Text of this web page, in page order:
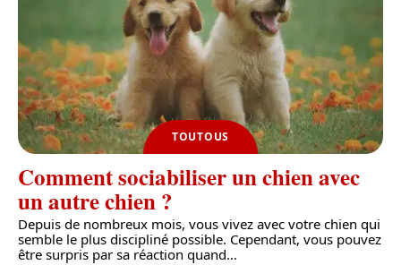
TOUTOUS
Comment sociabiliser un chien avec
un autre chien ?
Depuis de nombreux mois, vous vivez avec votre chien qui
semble le plus discipliné possible. Cependant, vous pouvez
être surpris par sa réaction quand…